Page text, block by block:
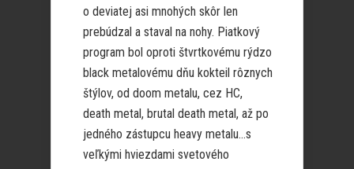
o deviatej asi mnohých skôr len
prebúdzal a staval na nohy. Piatkový
program bol oproti štvrtkovému rýdzo
black metalovému dňu kokteil rôznych
štýlov, od doom metalu, cez HC,
death metal, brutal death metal, až po
jedného zástupcu heavy metalu…s
veľkými hviezdami svetového